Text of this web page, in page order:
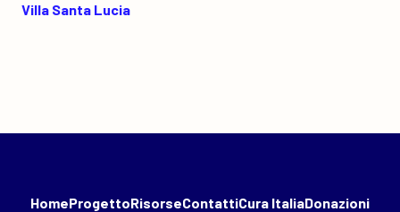
Villa Santa Lucia
HomeProgettoRisorseContattiCura ItaliaDonazioni